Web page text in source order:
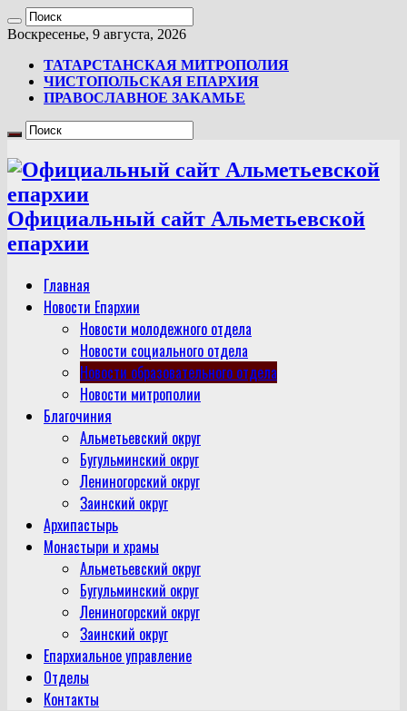
Воскресенье, 9 августа, 2026
ТАТАРСТАНСКАЯ МИТРОПОЛИЯ
ЧИСТОПОЛЬСКАЯ ЕПАРХИЯ
ПРАВОСЛАВНОЕ ЗАКАМЬЕ
Официальный сайт Альметьевской
епархии
Главная
Новости Епархии
Новости молодежного отдела
Новости социального отдела
Новости образовательного отдела
Новости митрополии
Благочиния
Альметьевский округ
Бугульминский округ
Лениногорский округ
Заинский округ
Архипастырь
Монастыри и храмы
Альметьевский округ
Бугульминский округ
Лениногорский округ
Заинский округ
Епархиальное управление
Отделы
Контакты